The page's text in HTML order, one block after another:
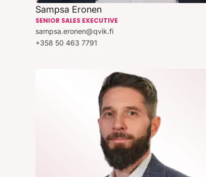
Sampsa Eronen
SENIOR SALES EXECUTIVE
sampsa.eronen@qvik.fi
+358 50 463 7791